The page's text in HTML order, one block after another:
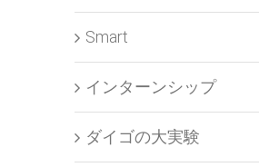
Smart
インターンシップ
ダイゴの大実験